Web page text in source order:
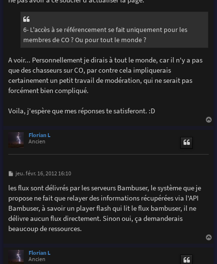
6- L'accès à se référencement se fait uniquement pour les
membres de CO ? Ou pour tout le monde ?
A voir... Personnellement je dirais à tout le monde, car il n'y a pas
que des chasseurs sur CO, par contre cela impliquerais
certainement un petit travail de modération, qui ne serait pas
forcément bien compliqué.
Voila, j'espère que mes réponses te satisferont. :D
Florian L
Ancien
M
s
s
a
e
jeu. févr. 16, 2012 16:10
les flux sont délivrés par les serveurs Bambuser, le système que je
propose ne fait que relayer des informations récupérées via l'API
Bambuser, à savoir un player flash qui lit le flux bambuser, il ne
délivre aucun flux directement. Sinon oui, ça demanderais
beaucoup de ressources.
Florian L
Ancien